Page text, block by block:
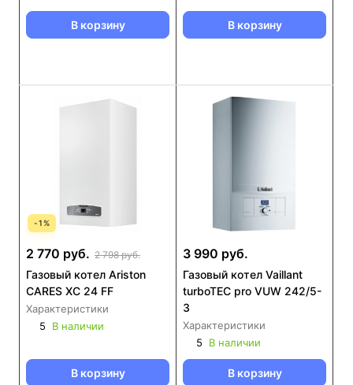
В корзину В корзину
-1%
2 770 руб. 2 798 руб.
Газовый котел Ariston
CARES XC 24 FF
Характеристики
5
В наличии
В корзину
3 990 руб.
Газовый котел Vaillant
turboTEC pro VUW 242/5-
3
Характеристики
5
В наличии
В корзину